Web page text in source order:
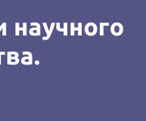
научного